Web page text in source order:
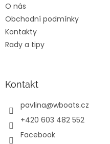
O nás
Obchodní podmínky
Kontakty
Rady a tipy
Kontakt
pavlina@wboats.cz
+420 603 482 552
Facebook